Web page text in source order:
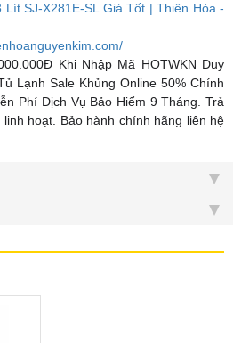
SJ-X281E-SL Giá Tốt | Thiên Hòa -
Khi Nhập Mã HOTWKN Duy
Lạnh Sale Khủng Online 50% Chính
Phí Dịch Vụ Bảo Hiểm 9 Tháng. Trả
hoạt. Bảo hành chính hãng liên hệ